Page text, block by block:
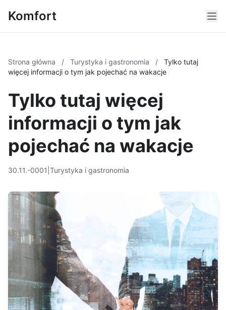
Komfort
Strona główna / Turystyka i gastronomia /
Tylko tutaj
więcej informacji o tym jak pojechać na wakacje
Tylko tutaj więcej
informacji o tym jak
pojechać na wakacje
30.11.-0001 Turystyka i gastronomia